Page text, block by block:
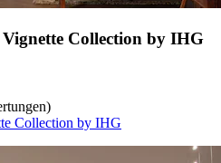
Collection by IHG
Collection by IHG